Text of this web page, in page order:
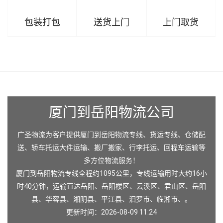
包装打包 送货上门 上门取货
厦门到岳阳物流公司
广圣物流为客户提供厦门到岳阳物流专线、货运专线、仓储配
送、轿车托运大件运输、搬厂搬家、行李托运、回程车运输等
多方位物流服务！
厦门到岳阳物流专线全程约1095公里，专线运输用时大约16小
时40分钟，运输直达岳阳、 岳阳楼区、 云溪区、 君山区、 岳阳
县、 华容县、 湘阴县、 平江县、 汨罗市、 临湘市、。
更新时间：2026-08-09 11:24